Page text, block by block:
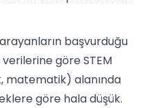
başvurduğu
göre STEM
matematik) alanında
göre hala düşük.